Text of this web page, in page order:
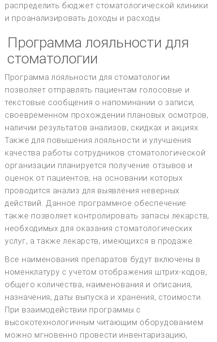
распределить бюджет стоматологической клиники
и проанализировать доходы и расходы.
Программа лояльности для
стоматологии
Программа лояльности для стоматологии
позволяет отправлять пациентам голосовые и
текстовые сообщения о напоминании о записи,
своевременном прохождении плановых осмотров,
наличии результатов анализов, скидках и акциях.
Также для повышения лояльности и улучшения
качества работы сотрудников стоматологической
организации планируется получение отзывов и
оценок от пациентов, на основании которых
проводится анализ для выявления неверных
действий. Данное программное обеспечение
также позволяет контролировать запасы лекарств,
необходимых для оказания стоматологических
услуг, а также лекарств, имеющихся в продаже.
Все наименования препаратов будут включены в
номенклатуру с учетом отображения штрих-кодов,
общего количества, наименования и описания,
назначения, даты выпуска и хранения, стоимости.
При взаимодействии программы с
высокотехнологичным читающим оборудованием
можно мгновенно провести инвентаризацию,